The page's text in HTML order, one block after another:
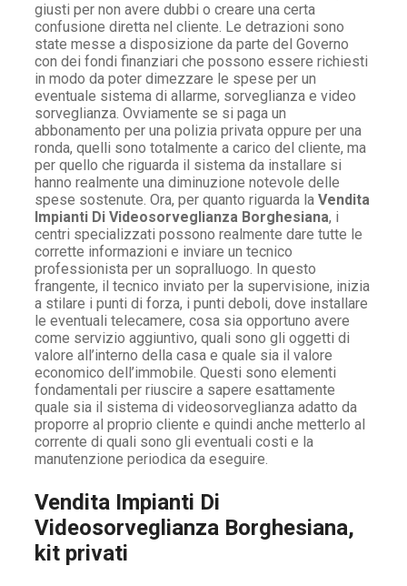
giusti per non avere dubbi o creare una certa
confusione diretta nel cliente. Le detrazioni sono
state messe a disposizione da parte del Governo
con dei fondi finanziari che possono essere richiesti
in modo da poter dimezzare le spese per un
eventuale sistema di allarme, sorveglianza e video
sorveglianza. Ovviamente se si paga un
abbonamento per una polizia privata oppure per una
ronda, quelli sono totalmente a carico del cliente, ma
per quello che riguarda il sistema da installare si
hanno realmente una diminuzione notevole delle
spese sostenute. Ora, per quanto riguarda la Vendita
Impianti Di Videosorveglianza Borghesiana, i
centri specializzati possono realmente dare tutte le
corrette informazioni e inviare un tecnico
professionista per un sopralluogo. In questo
frangente, il tecnico inviato per la supervisione, inizia
a stilare i punti di forza, i punti deboli, dove installare
le eventuali telecamere, cosa sia opportuno avere
come servizio aggiuntivo, quali sono gli oggetti di
valore all’interno della casa e quale sia il valore
economico dell’immobile. Questi sono elementi
fondamentali per riuscire a sapere esattamente
quale sia il sistema di videosorveglianza adatto da
proporre al proprio cliente e quindi anche metterlo al
corrente di quali sono gli eventuali costi e la
manutenzione periodica da eseguire.
Vendita Impianti Di
Videosorveglianza Borghesiana,
kit privati